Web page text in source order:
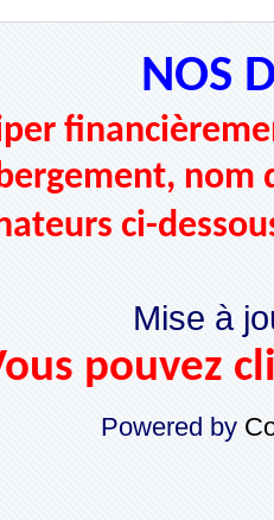
NOS
ci-
Mise à
pouvez
Powered by